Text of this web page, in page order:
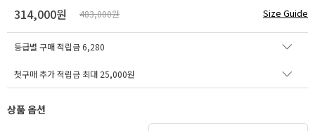
314,000원 483,000원 Size Guide
등급별 구매 적립금6,280
첫구매 추가 적립금 최대 25,000원
상품 옵션